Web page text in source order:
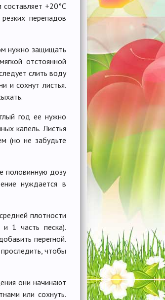
+20°C
перепадов
нужно защищать
отстоянной
слить воду
и сохнут листья.
год ее нужно
капель. Листья
(но не забудьте
половинную дозу
нуждается в
плотности
1 часть песка).
перегной.
чтобы
они начинают
или сохнуть.